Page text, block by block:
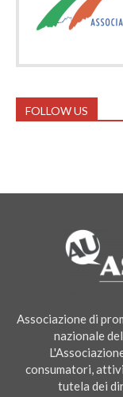
FOLLOW US
Associazione di
nazionale
consumatori,
tutela dei